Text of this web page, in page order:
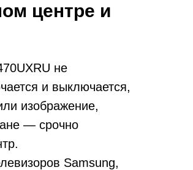
центре и
не
и выключается,
изображение,
— срочно
Samsung,